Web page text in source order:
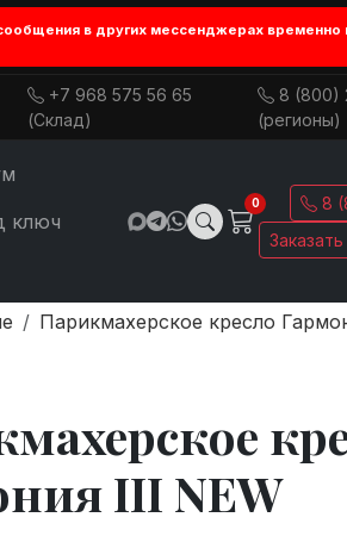
в других мессенджерах временно
+7 968 575 56 65
(Склад)
8 (800)
(регионы)
ключ
0
8
Парикмахерское кресло
III NEW